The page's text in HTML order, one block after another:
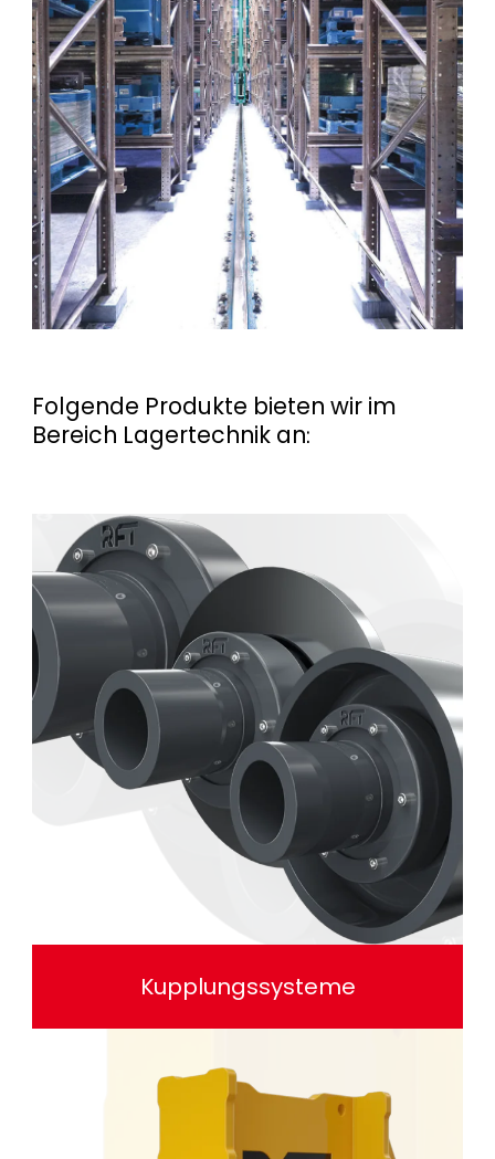
Folgende Produkte bieten wir im
Bereich Lagertechnik an:
Kupplungssysteme